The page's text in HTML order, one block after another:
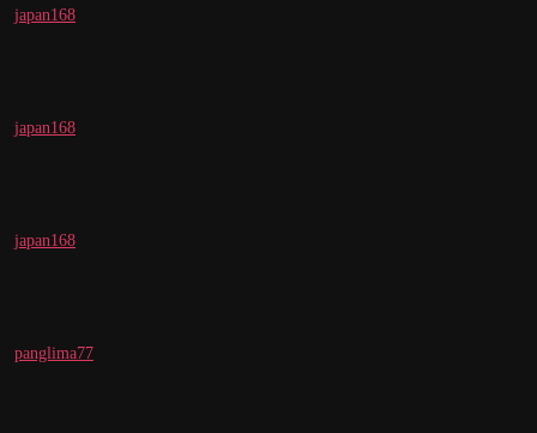
japan168
japan168
japan168
panglima77